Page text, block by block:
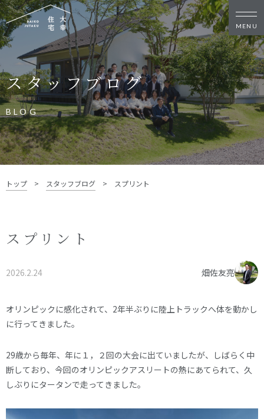
お電話でのご相談はお気軽に
0574-60-1161
新築・リノベをお考えの方
家づくりの考え方
家づくりの流れ
施工事例
イベント
お客様の声
モデルハウス
リフォーム・リノベーション
土地をお探しの方
スタッフブログ
オーナー様へ
資料請求・お問い合わせ
スタッフブログ
BLOG
トップ > スタッフブログ > スプリント
スプリント
2026.2.24 畑佐友亮
オリンピックに感化されて、2年半ぶりに陸上トラックへ体を動かし
に行ってきました。
29歳から毎年、年に１，２回の大会に出ていましたが、しばらく中
断しており、今回のオリンピックアスリートの熱にあてられて、久
しぶりにタータンで走ってきました。